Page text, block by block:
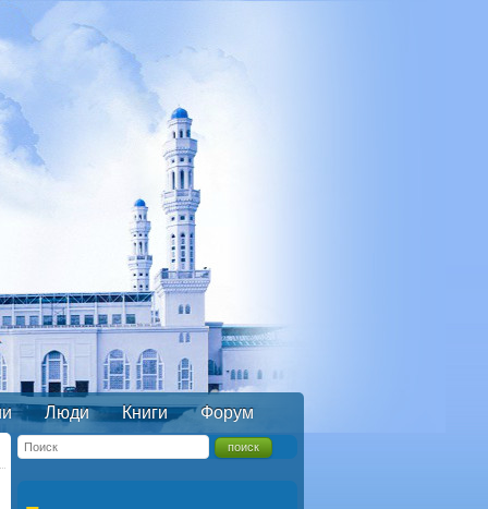
Люди Книги Форум